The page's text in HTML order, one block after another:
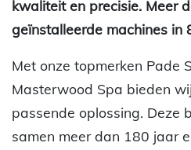
kwaliteit en precisie. Meer
geïnstalleerde machines in
Met onze topmerken Pade
Masterwood Spa bieden
passende oplossing. Deze
samen meer dan 180 jaar